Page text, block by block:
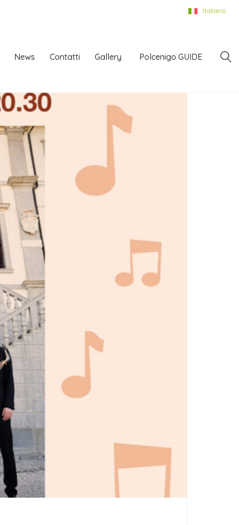
Italiano
News Contatti Gallery Polcenigo GUIDE